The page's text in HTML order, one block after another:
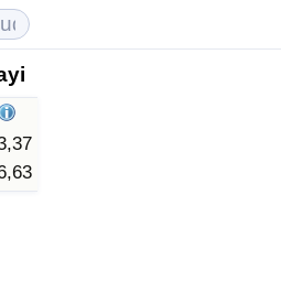
país
(Actual)
por País
(Actual)
por país